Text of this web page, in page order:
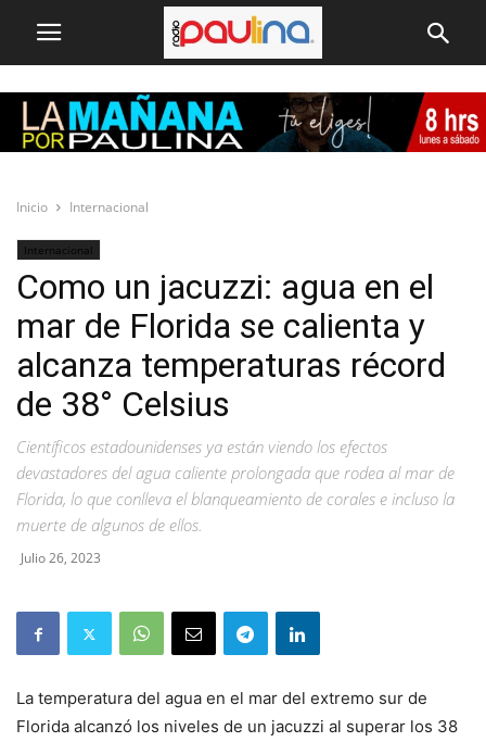
Inicio Internacional
Internacional
Como un jacuzzi: agua en el
mar de Florida se calienta y
alcanza temperaturas récord
de 38° Celsius
Científicos estadounidenses ya están viendo los efectos
devastadores del agua caliente prolongada que rodea al mar de
Florida, lo que conlleva el blanqueamiento de corales e incluso la
muerte de algunos de ellos.
Julio 26, 2023
La temperatura del agua en el mar del extremo sur de
Florida alcanzó los niveles de un jacuzzi al superar los 38